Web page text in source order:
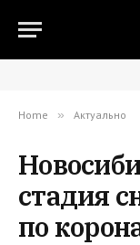
Home » Актуально
стадия
по